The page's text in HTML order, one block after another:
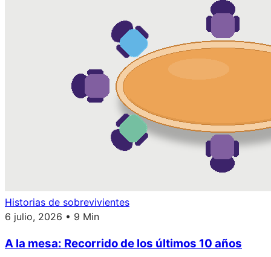
Historias de sobrevivientes
6 julio, 2026 • 9 Min
A la mesa: Recorrido de los últimos 10 años